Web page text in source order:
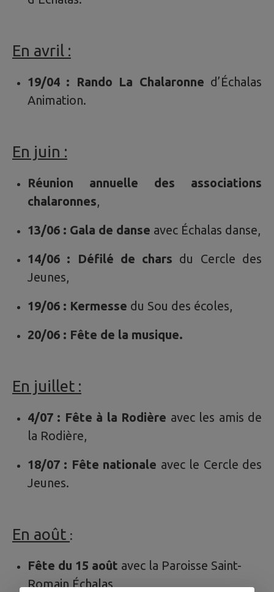
En avril :
19/04 : Rando La Chalaronne d’Échalas
Animation.
En juin :
Réunion annuelle des associations
chalaronnes,
13/06 : Gala de danse avec Échalas danse,
14/06 : Défilé de chars du Cercle des
Jeunes,
19/06 : Kermesse du Sou des écoles,
20/06 : Fête de la musique.
En juillet :
4/07 : Fête à la Rodière avec les amis de
la Rodière,
18/07 : Fête nationale avec le Cercle des
Jeunes.
En août :
Fête du 15 août avec la Paroisse Saint-
Romain Échalas